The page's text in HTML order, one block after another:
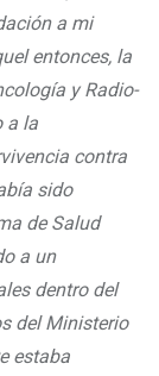
a mi
entonces, la
y Radio-
a la
contra
sido
de Salud
a un
dentro del
del Ministerio
estaba